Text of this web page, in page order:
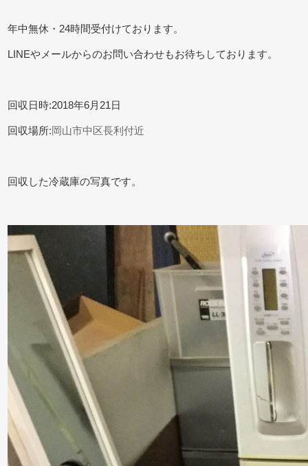
年中無休・24時間受付けております。
LINEやメールからのお問い合わせもお待ちしております。
回収日時:2018年6月21日
回収場所: 岡山市中区長利付近
回収した冷蔵庫の写真です。